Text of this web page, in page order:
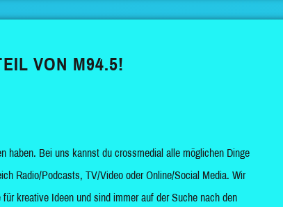
VON M94.5!
haben. Bei uns kannst du crossmedial alle möglichen Dinge
Radio/Podcasts, TV/Video oder Online/Social Media. Wir
für kreative Ideen und sind immer auf der Suche nach den